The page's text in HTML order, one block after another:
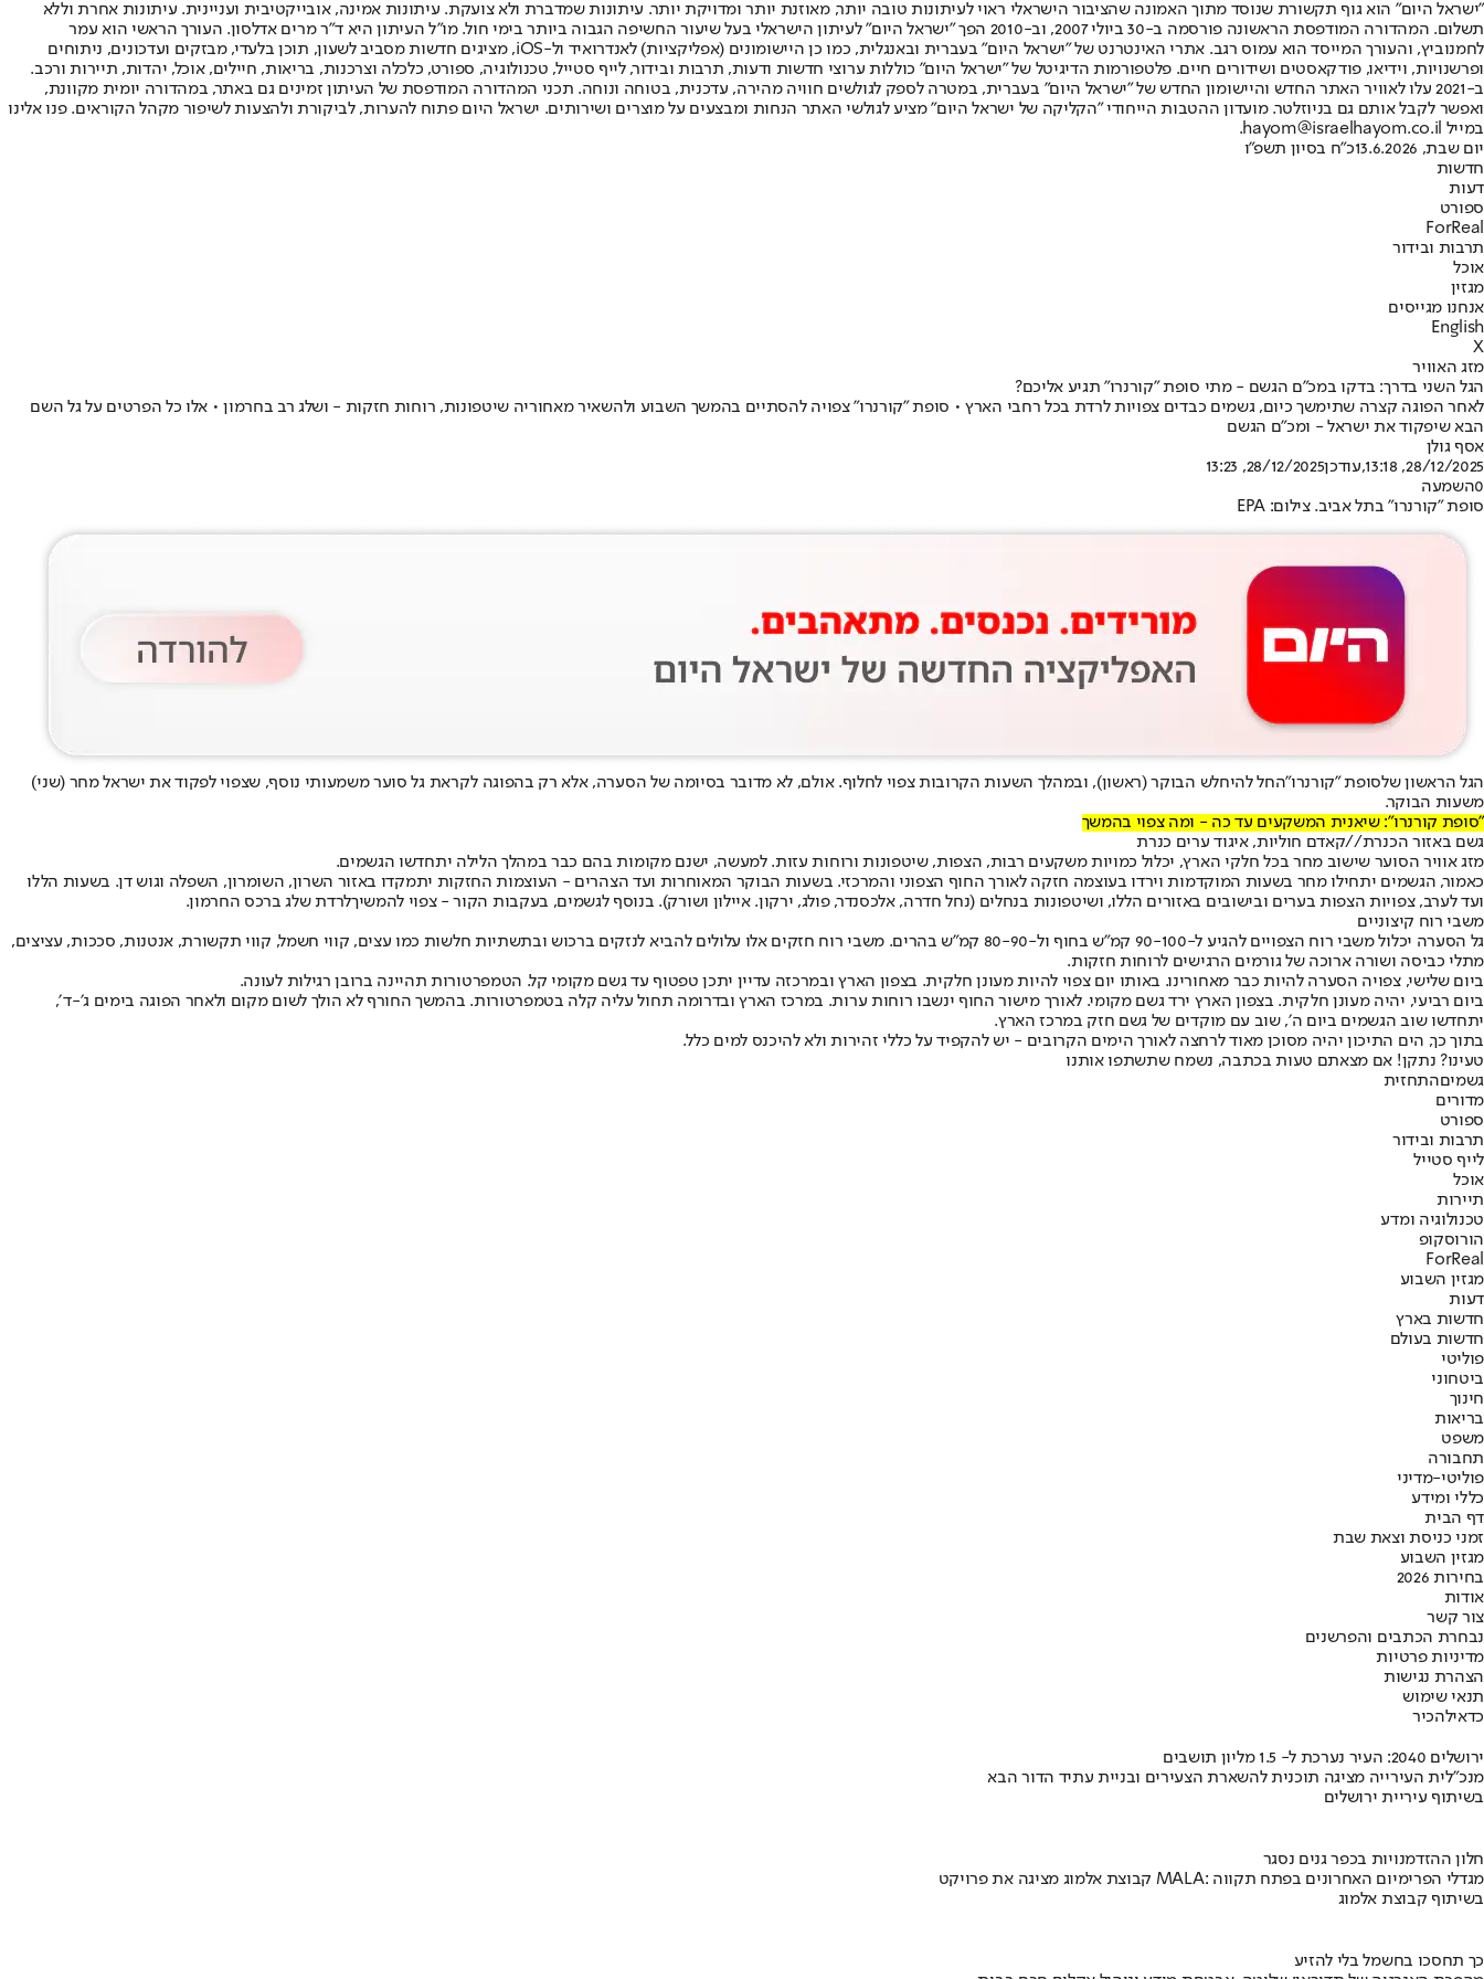
"ישראל היום" הוא גוף תקשורת שנוסד מתוך האמונה שהציבור הישראלי ראוי לעיתונות טובה יותר, מאוזנת יותר ומדויקת יותר. עיתונות שמדברת ולא צועקת. עיתונות אמינה, אובייקטיבית ועניינית. עיתונות אחרת וללא
תשלום. המהדורה המודפסת הראשונה פורסמה ב-30 ביולי 2007, וב-2010 הפך "ישראל היום" לעיתון הישראלי בעל שיעור החשיפה הגבוה ביותר בימי חול. מו"ל העיתון היא ד"ר מרים אדלסון. העורך הראשי הוא עמר
לחמנוביץ, והעורך המייסד הוא עמוס רגב. אתרי האינטרנט של "ישראל היום" בעברית ובאנגלית, כמו כן היישומונים (אפליקציות) לאנדרואיד ול-iOS, מציגים חדשות מסביב לשעון, תוכן בלעדי, מבזקים ועדכונים, ניתוחים
ופרשנויות, וידיאו, פודקאסטים ושידורים חיים. פלטפורמות הדיגיטל של "ישראל היום" כוללות ערוצי חדשות ודעות, תרבות ובידור, לייף סטייל, טכנולוגיה, ספורט, כלכלה וצרכנות, בריאות, חיילים, אוכל, יהדות, תיירות ורכב.
ב-2021 עלו לאוויר האתר החדש והיישומון החדש של "ישראל היום" בעברית, במטרה לספק לגולשים חוויה מהירה, עדכנית, בטוחה ונוחה. תכני המהדורה המודפסת של העיתון זמינים גם באתר, במהדורה יומית מקוונת,
ואפשר לקבל אותם גם בניוזלטר. מועדון ההטבות הייחודי "הקליקה של ישראל היום" מציע לגולשי האתר הנחות ומבצעים על מוצרים ושירותים. ישראל היום פתוח להערות, לביקורת ולהצעות לשיפור מקהל הקוראים. פנו אלינו
במייל hayom@israelhayom.co.il.
יום שבת, 13.6.2026
כ"ח בסיון תשפ"ו
חדשות
דעות
ספורט
ForReal
תרבות ובידור
אוכל
מגזין
אנחנו מגייסים
English
X
מזג האוויר
הגל השני בדרך: בדקו במכ״ם הגשם - מתי סופת "קורנרו" תגיע אליכם?
לאחר הפוגה קצרה שתימשך כיום, גשמים כבדים צפויות לרדת בכל רחבי הארץ • סופת "קורנרו" צפויה להסתיים בהמשך השבוע ולהשאיר מאחוריה שיטפונות, רוחות חזקות - ושלג רב בחרמון • אלו כל הפרטים על גל השם
הבא שיפקוד את ישראל - ומכ"ם הגשם
אסף גולן
28/12/2025, 13:18
,עודכן28/12/2025, 13:23
0השמעה
סופת "קורנרו" בתל אביב. צילום: EPA
הגל הראשון שלסופת "קורנרו"החל להיחלש הבוקר (ראשון), ובמהלך השעות הקרובות צפוי לחלוף. אולם, לא מדובר בסיומה של הסערה, אלא רק בהפוגה לקראת גל סוער משמעותי נוסף, שצפוי לפקוד את ישראל מחר (שני)
משעות הבוקר.
"סופת קורנרו": שיאנית המשקעים עד כה - ומה צפוי בהמשך
גשם באזור הכנרת//קאדם חוליות, איגוד ערים כנרת
מזג אוויר הסוער שישוב מחר בכל חלקי הארץ, יכלול כמויות משקעים רבות, הצפות, שיטפונות ורוחות עזות. למעשה, ישנם מקומות בהם כבר במהלך הלילה יתחדשו הגשמים.
כאמור, הגשמים יתחילו מחר בשעות המוקדמות וירדו בעוצמה חזקה לאורך החוף הצפוני והמרכזי. בשעות הבוקר המאוחרות ועד הצהרים - העוצמות החזקות יתמקדו באזור השרון, השומרון, השפלה וגוש דן. בשעות הללו
ועד לערב, צפויות הצפות בערים ובישובים באזורים הללו, ושיטפונות בנחלים (נחל חדרה, אלכסנדר, פולג, ירקון. איילון ושורק). בנוסף לגשמים, בעקבות הקור - צפוי להמשיךלרדת שלג ברכס החרמון.
משבי רוח קיצוניים
גל הסערה יכלול משבי רוח הצפויים להגיע ל-90-100 קמ״ש בחוף ול-80-90 קמ״ש בהרים. משבי רוח חזקים אלו עלולים להביא לנזקים ברכוש ובתשתיות חלשות כמו עצים, קווי חשמל, קווי תקשורת, אנטנות, סככות, עציצים,
מתלי כביסה ושורה ארוכה של גורמים הרגישים לרוחות חזקות.
ביום שלישי, צפויה הסערה להיות כבר מאחורינו. באותו יום צפוי להיות מעונן חלקית. בצפון הארץ ובמרכזה עדיין יתכן טפטוף עד גשם מקומי קל. הטמפרטורות תהיינה ברובן רגילות לעונה.
ביום רביעי, יהיה מעונן חלקית. בצפון הארץ ירד גשם מקומי. לאורך מישור החוף ינשבו רוחות ערות. במרכז הארץ ובדרומה תחול עליה קלה בטמפרטורות. בהמשך החורף לא הולך לשום מקום ולאחר הפוגה בימים ג׳-ד׳,
יתחדשו שוב הגשמים ביום ה׳, שוב עם מוקדים של גשם חזק במרכז הארץ.
בתוך כך, הים התיכון יהיה מסוכן מאוד לרחצה לאורך הימים הקרובים - יש להקפיד על כללי זהירות ולא להיכנס למים כלל.
טעינו? נתקן! אם מצאתם טעות בכתבה, נשמח שתשתפו אותנו
גשמיםהתחזית
מדורים
ספורט
תרבות ובידור
לייף סטייל
אוכל
תיירות
טכנולוגיה ומדע
הורוסקופ
ForReal
מגזין השבוע
דעות
חדשות בארץ
חדשות בעולם
פוליטי
ביטחוני
חינוך
בריאות
משפט
תחבורה
פוליטי-מדיני
כללי ומידע
דף הבית
זמני כניסת וצאת שבת
מגזין השבוע
בחירות 2026
אודות
צור קשר
נבחרת הכתבים והפרשנים
מדיניות פרטיות
הצהרת נגישות
תנאי שימוש
כדאילהכיר
ירושלים 2040: העיר נערכת ל- 1.5 מליון תושבים
מנכ"לית העירייה מציגה תוכנית להשארת הצעירים ובניית עתיד הדור הבא
בשיתוף עיריית ירושלים
חלון ההזדמנויות בכפר גנים נסגר
קבוצת אלמוג מציגה את פרויקט MALA: מגדלי הפרימיום האחרונים בפתח תקווה
בשיתוף קבוצת אלמוג
כך תחסכו בחשמל בלי להזיע